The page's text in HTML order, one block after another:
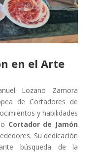
en el Arte
Lozano Zamora
de Cortadores de
y habilidades
Cortador de Jamón
Su dedicación
búsqueda de la